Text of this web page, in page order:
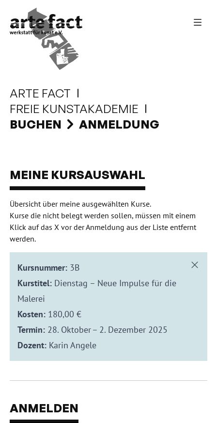
ARTE FACT
FREIE KUNSTAKADEMIE
BUCHEN
ANMELDUNG
MEINE KURSAUSWAHL
Übersicht über meine ausgewählten Kurse.
Kurse die nicht belegt werden sollen, müssen mit einem
Klick auf das X vor der Anmeldung aus der Liste entfernt
werden.
Kursnummer: 3B
Kurstitel: Dienstag – Neue Impulse für die
Malerei
Kosten: 180,00 €
Termin: 28. Oktober – 2. Dezember 2025
Dozent: Karin Angele
ANMELDEN